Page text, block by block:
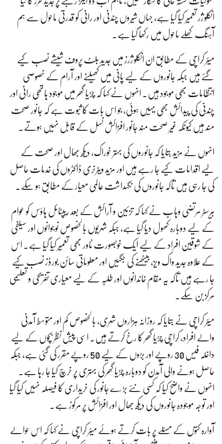
انکلوژر تعمیر کیا گیا ہے، جہاں شیروں چندنی اور رانی کو قدرتی ماحول سے ہم
آہنگ کھلے ماحول میں رکھا گیا ہے۔
میئر کراچی کے مطابق ان انکلوژرز میں جدید بلٹ پروف شیشے نصب کیے
گئے ہیں جبکہ جانوروں کے لیے پانی میں کھیلنے اور آرام کے خصوصی
انتظامات بھی موجود ہیں۔ انہوں نے کہا کہ چڑیا گھر میں موجود ہاتھی رانی اور
چندنی کی پیدائش بھی یہیں ہوئی، جو اس بات کا ثبوت ہے کہ جانور صحت
مند ہیں کیونکہ غیر صحت مند جانور افزائش نسل کے قابل نہیں ہوتے۔
انہوں نے مزید بتایا کہ جانوروں کی بہتر خوراک، دیکھ بھال اور صحت کے
لیے اقدامات کیے جا رہے ہیں اور مزید ویٹرنری ڈاکٹروں کی خدمات حاصل
کی جا رہی ہیں تاکہ جانوروں کی نگہداشت عالمی معیار کے مطابق ہو سکے۔
بیرسٹر مرتضیٰ وہاب نے کہا کہ تزئین و آرائش کے بعد ریپٹائل ہاؤس کو عوام
کے لیے دوبارہ کھول دیا گیا ہے، جبکہ شہریوں بالخصوص نوجوانوں اور سیلفی
کے شوقین افراد کے لیے ایک خوبصورت ٹاور بھی تعمیر کیا گیا ہے۔ اس
کے علاوہ جدید واک ویز، بیٹھنے کی جگہیں اور معلوماتی سائن بورڈز نصب کیے
جا رہے ہیں تاکہ یہ مقام خاندانوں اور طلبہ کے لیے معیاری تفریحی و تعلیمی
مرکز بن سکے۔
میئر کراچی نے بتایا کہ روزانہ ہزاروں شہری، بالخصوص کم اور متوسط آمدنی
والے افراد، کراچی چڑیا گھر کا رخ کرتے ہیں۔ اسی پیش نظر بچوں کے لیے
داخلہ فیس 30 روپے اور بڑوں کے لیے 50 روپے مقرر کی گئی ہے، جبکہ
حاصل ہونے والی آمدن کو دوبارہ چڑیا گھر کی بہتری پر خرچ کیا جا رہا ہے۔
انہوں نے واضح کیا کہ کسی نئے بڑے جانور کی خریداری کا فیصلہ نہیں کیا گیا
اور توجہ موجودہ جانوروں کی دیکھ بھال اور افزائش پر مرکوز ہے۔
آوارہ کتوں کے مسئلے پر بات کرتے ہوئے میئر کراچی نے کہا کہ اس حوالے